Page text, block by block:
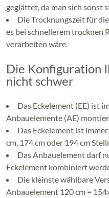
geglättet, da man sich sonst
Die Trocknungszeit für
es bei schnellerem trocknen
verarbeiten wäre.
Die Konfiguration
nicht schwer
Das Eckelement (EE) ist
Anbauelemente (AE)
Das Eckelement ist
cm, 174 cm oder 194 cm
Das Anbauelement darf
Eckelement kombiniert
Die kleinste wählbare
Anbauelement 120 cm =